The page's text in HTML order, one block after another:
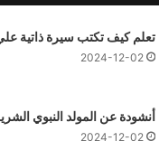
تعلم كيف تكتب سيرة ذاتية
2024-12-02
أنشودة عن المولد النبوي
2024-12-02